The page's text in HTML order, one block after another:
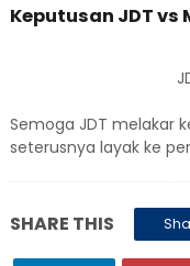
Keputusan JDT vs
Semoga JDT melakar
seterusnya layak ke
SHARE THIS